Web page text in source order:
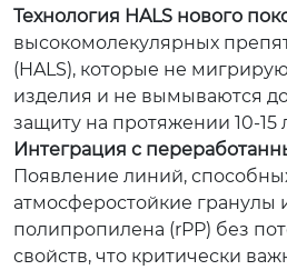
Технология HALS нового
высокомолекулярных
(HALS), которые не
изделия и не вымываются
защиту на протяжении 10-15
Интеграция с
Появление линий,
атмосферостойкие гранулы
полипропилена (rPP) без
свойств, что критически